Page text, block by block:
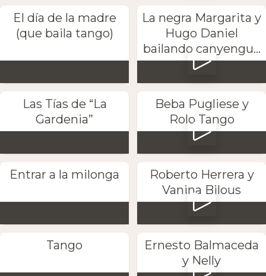
El día de la madre
(que baila tango)
La negra Margarita y
Hugo Daniel
bailando canyengu...
Las Tías de “La
Gardenia”
Beba Pugliese y
Rolo Tango
Entrar a la milonga
Roberto Herrera y
Vanina Bilous
Tango
Ernesto Balmaceda
y Nelly